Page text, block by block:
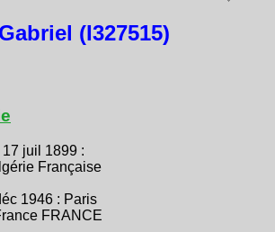
(I327515)
17 juil 1899 :
Française
1946 : Paris
FRANCE